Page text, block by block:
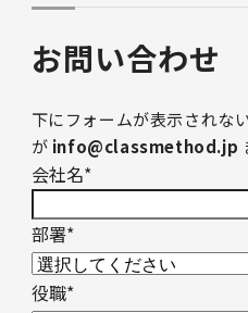
お問い合わせ
下にフォームが表示されな
が info@classmethod.jp
会社名*
部署*
役職*